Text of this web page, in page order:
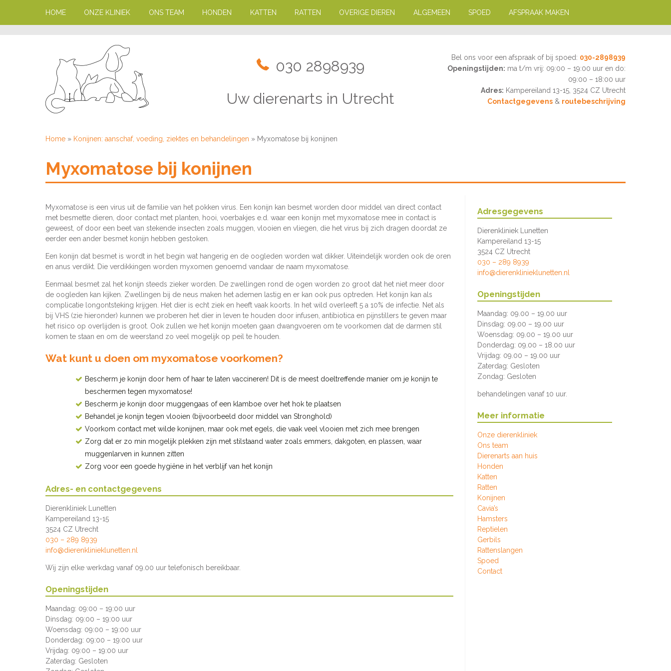
HOME ONZE KLINIEK ONS TEAM HONDEN KATTEN RATTEN OVERIGE DIEREN ALGEMEEN SPOED AFSPRAAK MAKEN
030 2898939
Uw dierenarts in Utrecht
Bel ons voor een afspraak of bij spoed: 030-2898939
Openingstijden: ma t/m vrij: 09:00 – 19:00 uur en do:
09:00 – 18:00 uur
Adres: Kampereiland 13-15, 3524 CZ Utrecht
Contactgegevens& routebeschrijving
Home » Konijnen: aanschaf, voeding, ziektes en behandelingen » Myxomatose bij konijnen
Myxomatose bij konijnen
Myxomatose is een virus uit de familie van het pokken virus. Een konijn kan besmet worden door middel van direct contact
met besmette dieren, door contact met planten, hooi, voerbakjes e.d. waar een konijn met myxomatose mee in contact is
geweest, of door een beet van stekende insecten zoals muggen, vlooien en vliegen, die het virus bij zich dragen doordat ze
eerder een ander besmet konijn hebben gestoken.
Een konijn dat besmet is wordt in het begin wat hangerig en de oogleden worden wat dikker. Uiteindelijk worden ook de oren
en anus verdikt. Die verdikkingen worden myxomen genoemd vandaar de naam myxomatose.
Eenmaal besmet zal het konijn steeds zieker worden. De zwellingen rond de ogen worden zo groot dat het niet meer door
de oogleden kan kijken. Zwellingen bij de neus maken het ademen lastig en er kan ook pus optreden. Het konijn kan als
complicatie longontsteking krijgen. Het dier is echt ziek en heeft vaak koorts. In het wild overleeft 5 a 10% de infectie. Net als
bij VHS (zie hieronder) kunnen we proberen het dier in leven te houden door infusen, antibiotica en pijnstillers te geven maar
het risico op overlijden is groot. Ook zullen we het konijn moeten gaan dwangvoeren om te voorkomen dat de darmen stil
komen te staan en om de weerstand zo veel mogelijk op peil te houden.
Wat kunt u doen om myxomatose voorkomen?
Bescherm je konijn door hem of haar te laten vaccineren! Dit is de meest doeltreffende manier om je konijn te
beschermen tegen myxomatose!
Bescherm je konijn door muggengaas of een klamboe over het hok te plaatsen
Behandel je konijn tegen vlooien (bijvoorbeeld door middel van Stronghold)
Voorkom contact met wilde konijnen, maar ook met egels, die vaak veel vlooien met zich mee brengen
Zorg dat er zo min mogelijk plekken zijn met stilstaand water zoals emmers, dakgoten, en plassen, waar
muggenlarven in kunnen zitten
Zorg voor een goede hygiëne in het verblijf van het konijn
Adres- en contactgegevens
Dierenkliniek Lunetten
Kampereiland 13-15
3524 CZ Utrecht
030 – 289 8939
info@dierenklinieklunetten.nl
Wij zijn elke werkdag vanaf 09.00 uur telefonisch bereikbaar.
Openingstijden
Maandag: 09:00 – 19:00 uur
Dinsdag: 09:00 – 19:00 uur
Woensdag: 09:00 – 19:00 uur
Donderdag: 09:00 – 19:00 uur
Vrijdag: 09:00 – 19:00 uur
Zaterdag: Gesloten
Adresgegevens
Dierenkliniek Lunetten
Kampereiland 13-15
3524 CZ Utrecht
030 – 289 8939
info@dierenklinieklunetten.nl
Openingstijden
Maandag: 09.00 – 19.00 uur
Dinsdag: 09.00 – 19.00 uur
Woensdag: 09.00 – 19.00 uur
Donderdag: 09.00 – 18.00 uur
Vrijdag: 09.00 – 19.00 uur
Zaterdag: Gesloten
Zondag: Gesloten
behandelingen vanaf 10 uur.
Meer informatie
Onze dierenkliniek
Ons team
Dierenarts aan huis
Honden
Katten
Ratten
Konijnen
Cavia’s
Hamsters
Reptielen
Gerbils
Rattenslangen
Spoed
Contact